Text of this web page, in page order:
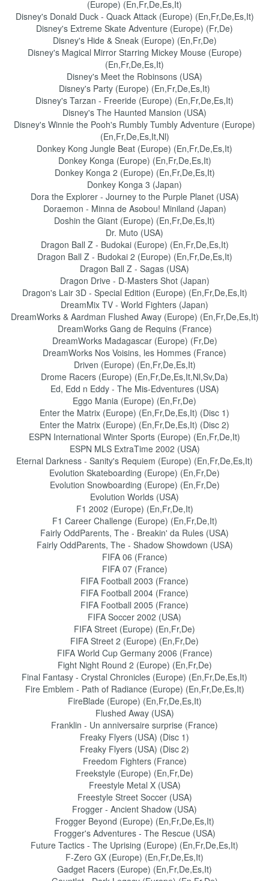
(Europe) (En,Fr,De,Es,It)
Disney's Donald Duck - Quack Attack (Europe) (En,Fr,De,Es,It)
Disney's Extreme Skate Adventure (Europe) (Fr,De)
Disney's Hide & Sneak (Europe) (En,Fr,De)
Disney's Magical Mirror Starring Mickey Mouse (Europe)
(En,Fr,De,Es,It)
Disney's Meet the Robinsons (USA)
Disney's Party (Europe) (En,Fr,De,Es,It)
Disney's Tarzan - Freeride (Europe) (En,Fr,De,Es,It)
Disney's The Haunted Mansion (USA)
Disney's Winnie the Pooh's Rumbly Tumbly Adventure (Europe)
(En,Fr,De,Es,It,Nl)
Donkey Kong Jungle Beat (Europe) (En,Fr,De,Es,It)
Donkey Konga (Europe) (En,Fr,De,Es,It)
Donkey Konga 2 (Europe) (En,Fr,De,Es,It)
Donkey Konga 3 (Japan)
Dora the Explorer - Journey to the Purple Planet (USA)
Doraemon - Minna de Asobou! Miniland (Japan)
Doshin the Giant (Europe) (En,Fr,De,Es,It)
Dr. Muto (USA)
Dragon Ball Z - Budokai (Europe) (En,Fr,De,Es,It)
Dragon Ball Z - Budokai 2 (Europe) (En,Fr,De,Es,It)
Dragon Ball Z - Sagas (USA)
Dragon Drive - D-Masters Shot (Japan)
Dragon's Lair 3D - Special Edition (Europe) (En,Fr,De,Es,It)
DreamMix TV - World Fighters (Japan)
DreamWorks & Aardman Flushed Away (Europe) (En,Fr,De,Es,It)
DreamWorks Gang de Requins (France)
DreamWorks Madagascar (Europe) (Fr,De)
DreamWorks Nos Voisins, les Hommes (France)
Driven (Europe) (En,Fr,De,Es,It)
Drome Racers (Europe) (En,Fr,De,Es,It,Nl,Sv,Da)
Ed, Edd n Eddy - The Mis-Edventures (USA)
Eggo Mania (Europe) (En,Fr,De)
Enter the Matrix (Europe) (En,Fr,De,Es,It) (Disc 1)
Enter the Matrix (Europe) (En,Fr,De,Es,It) (Disc 2)
ESPN International Winter Sports (Europe) (En,Fr,De,It)
ESPN MLS ExtraTime 2002 (USA)
Eternal Darkness - Sanity's Requiem (Europe) (En,Fr,De,Es,It)
Evolution Skateboarding (Europe) (En,Fr,De)
Evolution Snowboarding (Europe) (En,Fr,De)
Evolution Worlds (USA)
F1 2002 (Europe) (En,Fr,De,It)
F1 Career Challenge (Europe) (En,Fr,De,It)
Fairly OddParents, The - Breakin' da Rules (USA)
Fairly OddParents, The - Shadow Showdown (USA)
FIFA 06 (France)
FIFA 07 (France)
FIFA Football 2003 (France)
FIFA Football 2004 (France)
FIFA Football 2005 (France)
FIFA Soccer 2002 (USA)
FIFA Street (Europe) (En,Fr,De)
FIFA Street 2 (Europe) (En,Fr,De)
FIFA World Cup Germany 2006 (France)
Fight Night Round 2 (Europe) (En,Fr,De)
Final Fantasy - Crystal Chronicles (Europe) (En,Fr,De,Es,It)
Fire Emblem - Path of Radiance (Europe) (En,Fr,De,Es,It)
FireBlade (Europe) (En,Fr,De,Es,It)
Flushed Away (USA)
Franklin - Un anniversaire surprise (France)
Freaky Flyers (USA) (Disc 1)
Freaky Flyers (USA) (Disc 2)
Freedom Fighters (France)
Freekstyle (Europe) (En,Fr,De)
Freestyle Metal X (USA)
Freestyle Street Soccer (USA)
Frogger - Ancient Shadow (USA)
Frogger Beyond (Europe) (En,Fr,De,Es,It)
Frogger's Adventures - The Rescue (USA)
Future Tactics - The Uprising (Europe) (En,Fr,De,Es,It)
F-Zero GX (Europe) (En,Fr,De,Es,It)
Gadget Racers (Europe) (En,Fr,De,Es,It)